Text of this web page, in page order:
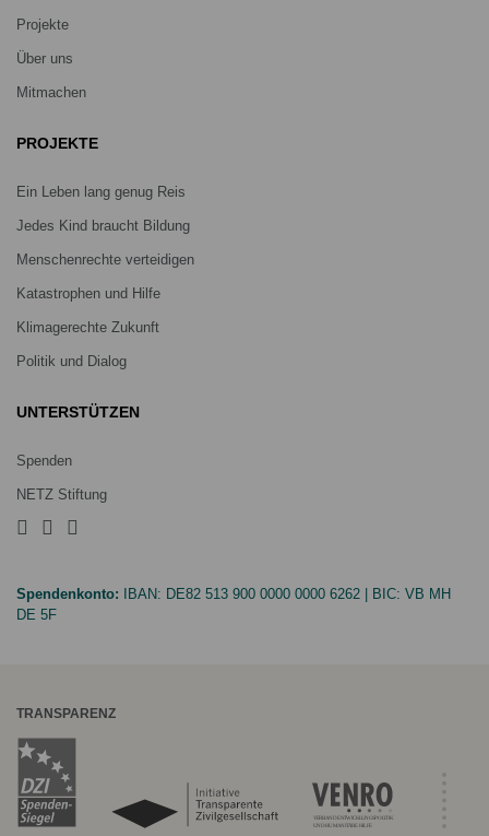
Projekte
Über uns
Mitmachen
PROJEKTE
Ein Leben lang genug Reis
Jedes Kind braucht Bildung
Menschenrechte verteidigen
Katastrophen und Hilfe
Klimagerechte Zukunft
Politik und Dialog
UNTERSTÜTZEN
Spenden
NETZ Stiftung
Spendenkonto: IBAN: DE82 513 900 0000 0000 6262 | BIC: VB MH
DE 5F
TRANSPARENZ